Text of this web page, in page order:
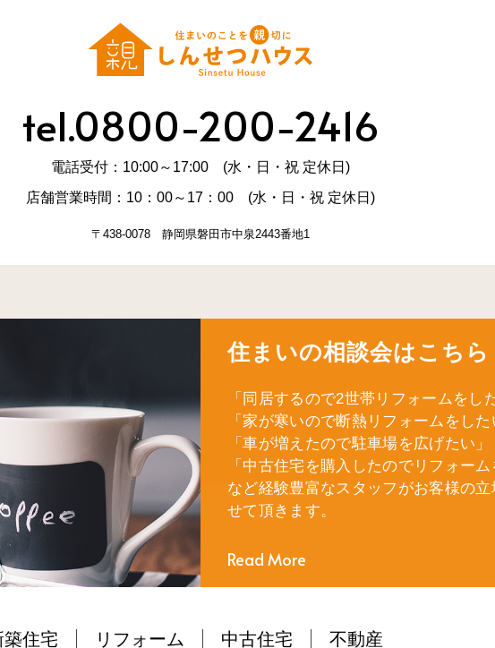
tel.0800-200-2416
電話受付：10:00～17:00 (水・日・祝 定休日)
店舗営業時間：10：00～17：00 (水・日・祝 定休日)
〒438-0078 静岡県磐田市中泉2443番地1
住まいの相談会はこちら
「同居するので2世帯リフォームをし
「家が寒いので断熱リフォームをした
「車が増えたので駐車場を広げたい」
「中古住宅を購入したのでリフォーム
など経験豊富なスタッフがお客様の
せて頂きます。
Read More
築住宅 リフォーム 中古住宅 不動産